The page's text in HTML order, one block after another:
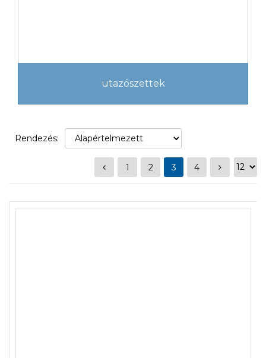
utazószettek
Rendezés:
1 2 3 4